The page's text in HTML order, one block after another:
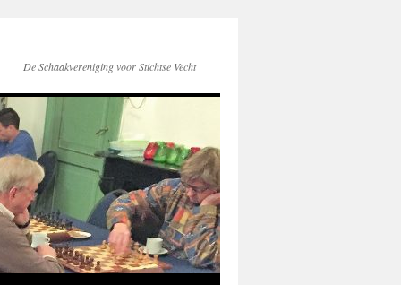
De Schaakvereniging voor Stichtse Vecht